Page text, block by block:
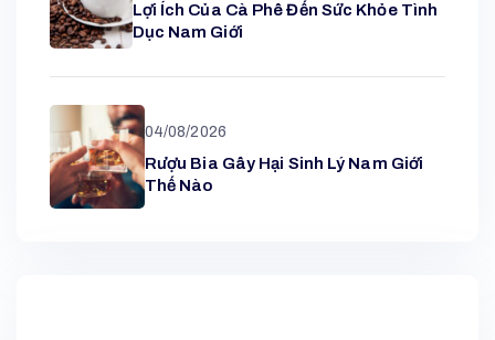
Lợi Ích Của Cà Phê Đến Sức Khỏe Tình
Dục Nam Giới
04/08/2026
Rượu Bia Gây Hại Sinh Lý Nam Giới
Thế Nào